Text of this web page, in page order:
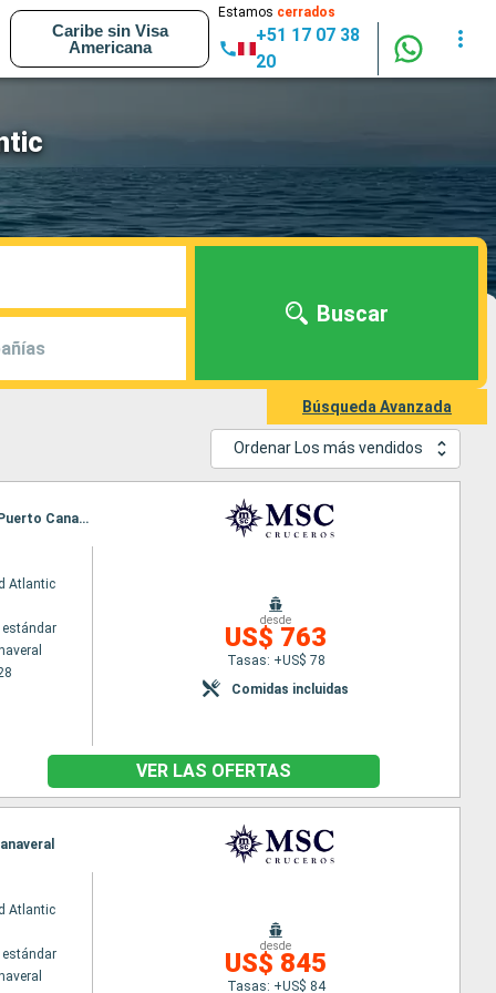
Caribe sin Visa
Americana
Estamos cerrados
+51 17 07 38
20
Buscar
Búsqueda Avanzada
Ordenar Los más vendidos
Itinerario : Puerto Canaveral, Ocean cay MSC marine reserve, Grand Turk, Puerto Plata, Nassau, Puerto Canaveral
Atlantic
desde
US$ 763
Tasas: +US$ 78
Comidas incluidas
VER LAS OFERTAS
Atlantic
desde
US$ 845
Tasas: +US$ 84